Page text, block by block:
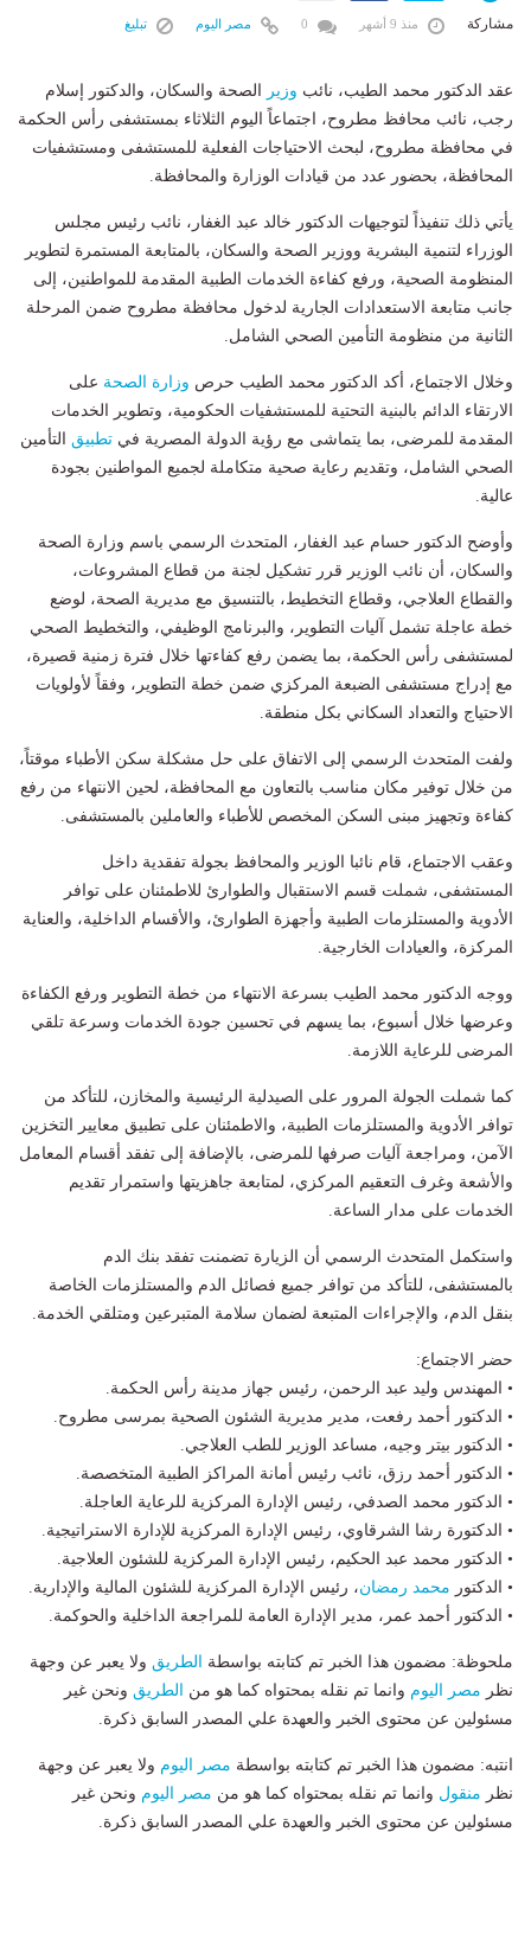
مشاركة منذ 9 أشهر مصر اليوم تبليغ
عقد الدكتور محمد الطيب، نائب وزير
الصحة والسكان، والدكتور إسلام
رجب، نائب محافظ مطروح، اجتماعاً اليوم الثلاثاء بمستشفى رأس الحكمة
في محافظة مطروح، لبحث الاحتياجات الفعلية للمستشفى ومستشفيات
المحافظة، بحضور عدد من قيادات الوزارة والمحافظة.
يأتي ذلك تنفيذاً لتوجيهات الدكتور خالد عبد الغفار، نائب رئيس مجلس
الوزراء لتنمية البشرية ووزير الصحة والسكان، بالمتابعة المستمرة لتطوير
المنظومة الصحية، ورفع كفاءة الخدمات الطبية المقدمة للمواطنين، إلى
جانب متابعة الاستعدادات الجارية لدخول محافظة مطروح ضمن المرحلة
الثانية من منظومة التأمين الصحي الشامل.
وخلال الاجتماع، أكد الدكتور محمد الطيب حرص وزارة الصحة على
الارتقاء الدائم بالبنية التحتية للمستشفيات الحكومية، وتطوير الخدمات
المقدمة للمرضى، بما يتماشى مع رؤية الدولة المصرية في تطبيق التأمين
الصحي الشامل، وتقديم رعاية صحية متكاملة لجميع المواطنين بجودة
عالية.
وأوضح الدكتور حسام عبد الغفار، المتحدث الرسمي باسم وزارة الصحة
والسكان، أن نائب الوزير قرر تشكيل لجنة من قطاع المشروعات،
والقطاع العلاجي، وقطاع التخطيط، بالتنسيق مع مديرية الصحة، لوضع
خطة عاجلة تشمل آليات التطوير، والبرنامج الوظيفي، والتخطيط الصحي
لمستشفى رأس الحكمة، بما يضمن رفع كفاءتها خلال فترة زمنية قصيرة،
مع إدراج مستشفى الضبعة المركزي ضمن خطة التطوير، وفقاً لأولويات
الاحتياج والتعداد السكاني بكل منطقة.
ولفت المتحدث الرسمي إلى الاتفاق على حل مشكلة سكن الأطباء موقتاً،
من خلال توفير مكان مناسب بالتعاون مع المحافظة، لحين الانتهاء من رفع
كفاءة وتجهيز مبنى السكن المخصص للأطباء والعاملين بالمستشفى.
وعقب الاجتماع، قام نائبا الوزير والمحافظ بجولة تفقدية داخل
المستشفى، شملت قسم الاستقبال والطوارئ للاطمئنان على توافر
الأدوية والمستلزمات الطبية وأجهزة الطوارئ، والأقسام الداخلية، والعناية
المركزة، والعيادات الخارجية.
ووجه الدكتور محمد الطيب بسرعة الانتهاء من خطة التطوير ورفع الكفاءة
وعرضها خلال أسبوع، بما يسهم في تحسين جودة الخدمات وسرعة تلقي
المرضى للرعاية اللازمة.
كما شملت الجولة المرور على الصيدلية الرئيسية والمخازن، للتأكد من
توافر الأدوية والمستلزمات الطبية، والاطمئنان على تطبيق معايير التخزين
الآمن، ومراجعة آليات صرفها للمرضى، بالإضافة إلى تفقد أقسام المعامل
والأشعة وغرف التعقيم المركزي، لمتابعة جاهزيتها واستمرار تقديم
الخدمات على مدار الساعة.
واستكمل المتحدث الرسمي أن الزيارة تضمنت تفقد بنك الدم
بالمستشفى، للتأكد من توافر جميع فصائل الدم والمستلزمات الخاصة
بنقل الدم، والإجراءات المتبعة لضمان سلامة المتبرعين ومتلقي الخدمة.
حضر الاجتماع:
• المهندس وليد عبد الرحمن، رئيس جهاز مدينة رأس الحكمة.
• الدكتور أحمد رفعت، مدير مديرية الشئون الصحية بمرسى مطروح.
• الدكتور بيتر وجيه، مساعد الوزير للطب العلاجي.
• الدكتور أحمد رزق، نائب رئيس أمانة المراكز الطبية المتخصصة.
• الدكتور محمد الصدفي، رئيس الإدارة المركزية للرعاية العاجلة.
• الدكتورة رشا الشرقاوي، رئيس الإدارة المركزية للإدارة الاستراتيجية.
• الدكتور محمد عبد الحكيم، رئيس الإدارة المركزية للشئون العلاجية.
• الدكتور محمد رمضان، رئيس الإدارة المركزية للشئون المالية والإدارية.
• الدكتور أحمد عمر، مدير الإدارة العامة للمراجعة الداخلية والحوكمة.
ملحوظة: مضمون هذا الخبر تم كتابته بواسطة الطريق ولا يعبر عن وجهة
نظر مصر اليوم وانما تم نقله بمحتواه كما هو من الطريق ونحن غير
مسئولين عن محتوى الخبر والعهدة علي المصدر السابق ذكرة.
انتبه: مضمون هذا الخبر تم كتابته بواسطة مصر اليوم ولا يعبر عن وجهة
نظر منقول وانما تم نقله بمحتواه كما هو من مصر اليوم ونحن غير
مسئولين عن محتوى الخبر والعهدة علي المصدر السابق ذكرة.